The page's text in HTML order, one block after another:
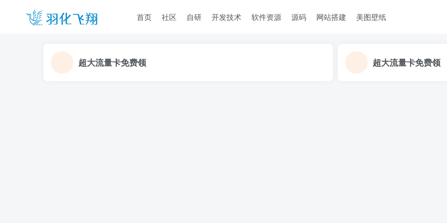
首页 社区 自研 开发技术 软件资源 源码 网站搭建 美图壁纸
超大流量卡免费领 超大流量卡免费领